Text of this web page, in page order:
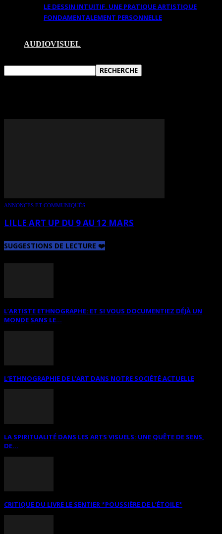
LE DESSIN INTUITIF. UNE PRATIQUE ARTISTIQUE
FONDAMENTALEMENT PERSONNELLE
AUDIOVISUEL
ANNONCES ET COMMUNIQUÉS
LILLE ART UP DU 9 AU 12 MARS
SUGGESTIONS DE LECTURE ❤️
L’ARTISTE ETHNOGRAPHE: ET SI VOUS DOCUMENTIEZ DÉJÀ UN
MONDE SANS LE...
L’ETHNOGRAPHIE DE L’ART DANS NOTRE SOCIÉTÉ ACTUELLE
LA SPIRITUALITÉ DANS LES ARTS VISUELS: UNE QUÊTE DE SENS,
DE...
CRITIQUE DU LIVRE LE SENTIER *POUSSIÈRE DE L’ÉTOILE*